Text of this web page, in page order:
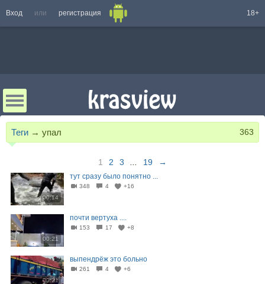
Вход или регистрация 18+
Теги → упал 363
1 2 3 19 →
00:14
тут сразу было понятно ...
348 4 +16
00:21
почти вертуха ....
153 17 +8
00:21
выпендрёж это больно
261 4 +6